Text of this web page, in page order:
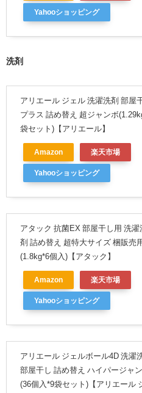
Yahooショッピング
洗剤
アリエール ジェル 洗濯洗剤 部屋
プラス 詰め替え 超ジャンボ
袋セット)【アリエール】
Amazon 楽天市場
Yahooショッピング
アタック 抗菌EX 部屋干し用 洗濯
剤 詰め替え 超特大サイズ 梱販売
(1.8kg*6個入)【アタック】
Amazon 楽天市場
Yahooショッピング
アリエール ジェルボール4D 洗濯
部屋干し 詰め替え ハイパージャ
(36個入*9袋セット)【アリエール